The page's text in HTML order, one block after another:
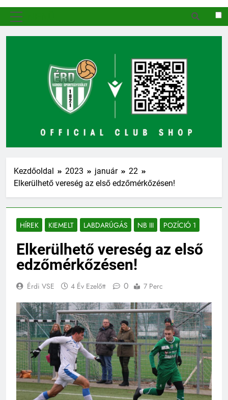
Kezdőoldal 2023 január
22
Elkerülhető vereség az első edzőmérkőzésen!
HÍREK KIEMELT LABDARÚGÁS NB III POZÍCIÓ 1
Elkerülhető vereség az első
edzőmérkőzésen!
Érdi VSE 4 Év Ezelőtt 0 7 Perc